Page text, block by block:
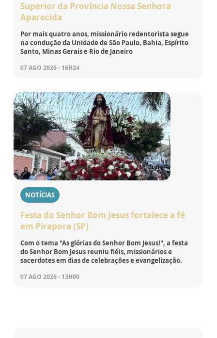
Superior da Província Nossa Senhora
Aparecida
Por mais quatro anos, missionário redentorista segue
na condução da Unidade de São Paulo, Bahia, Espírito
Santo, Minas Gerais e Rio de Janeiro
07 AGO 2026 - 16H24
NOTÍCIAS
Festa do Senhor Bom Jesus fortalece a fé
em Pirapora (SP)
Com o tema "As glórias do Senhor Bom Jesus!", a festa
do Senhor Bom Jesus reuniu fiéis, missionários e
sacerdotes em dias de celebrações e evangelização.
07 AGO 2026 - 13H00